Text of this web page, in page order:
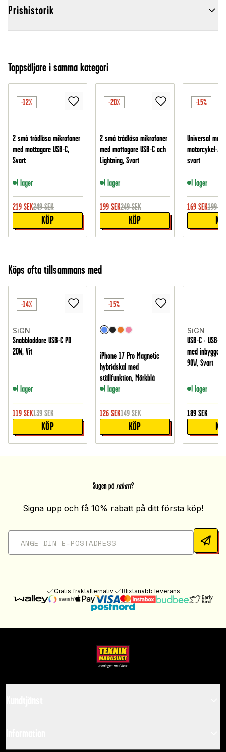
Prishistorik
Toppsäljare i samma kategori
-12%
2 små trådlösa mikrofoner
med mottagare USB-C,
Svart
I lager
219 SEK249 SEK
KÖP
-20%
2 små trådlösa mikrofoner
med mottagare USB-C och
Lightning, Svart
I lager
199 SEK249 SEK
KÖP
-15%
Universal
motorcykel-/
svart
I lager
169 SEK199
Köps ofta tillsammans med
-14%
SiGN
Snabbladdare USB-C PD
20W, Vit
I lager
119 SEK139 SEK
KÖP
-15%
iPhone 17 Pro Magnetic
hybridskal med
ställfunktion, Mörkblå
I lager
126 SEK149 SEK
KÖP
SiGN
USB-C + USB-
med inbyggd
90W, Svart
I lager
189 SEK
Sugen på rabatt?
Signa upp och få 10% rabatt på ditt första köp!
Gratis fraktalternativ Blixtsnabb leverans